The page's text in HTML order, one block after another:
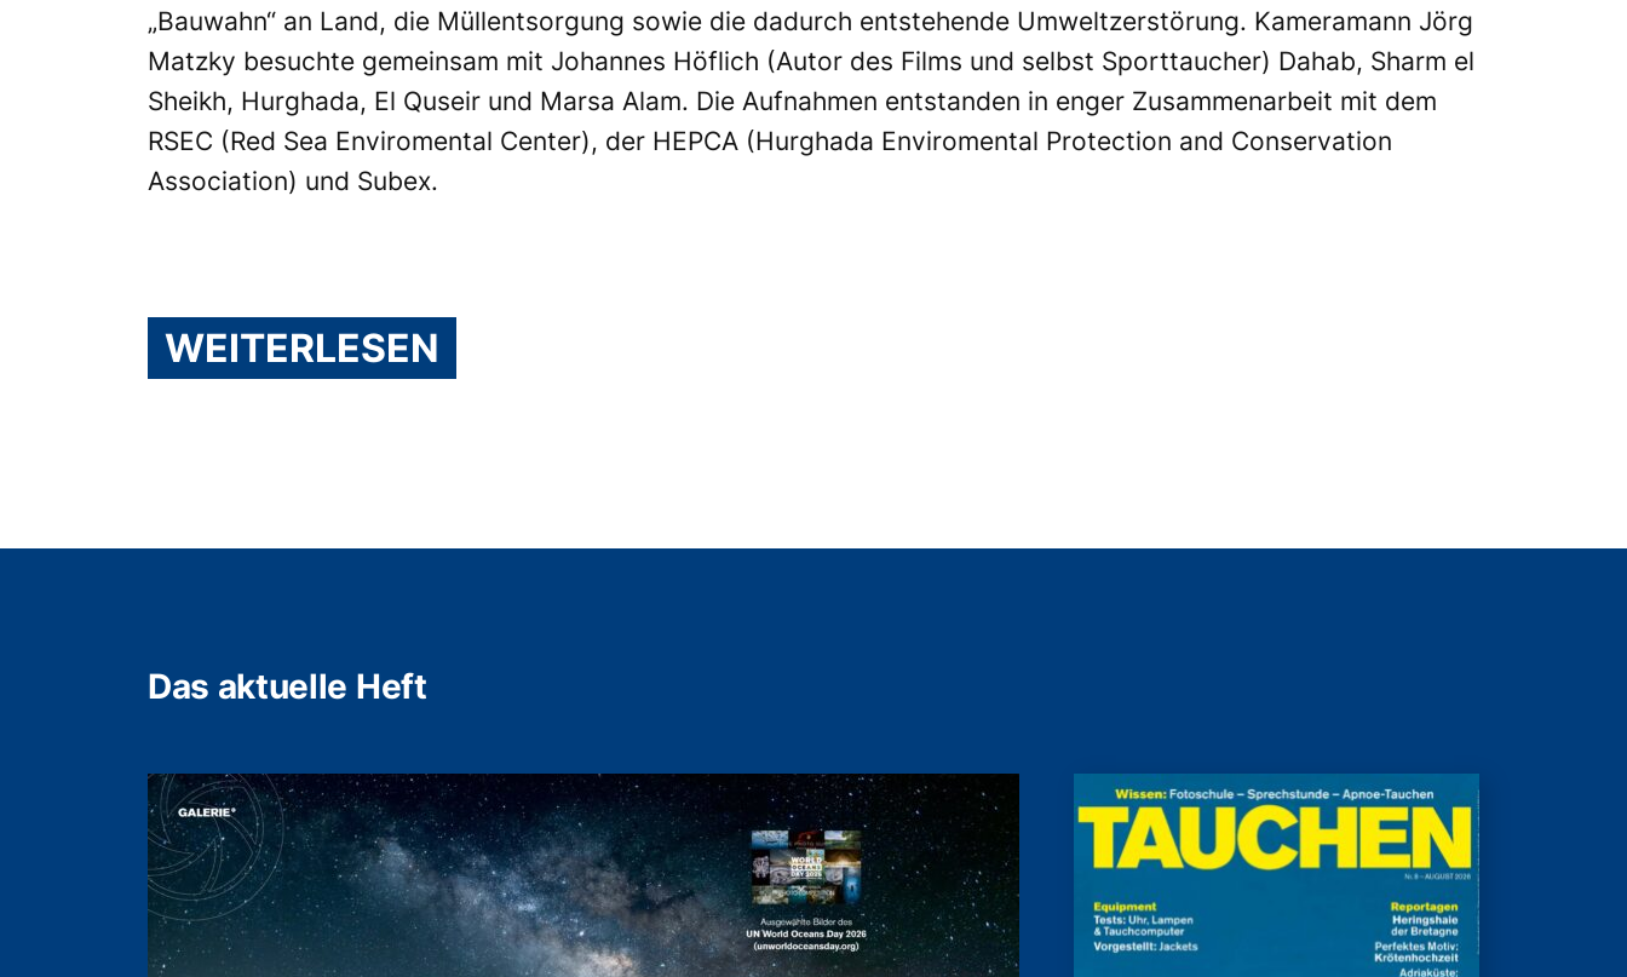
„Bauwahn“ an Land, die Müllentsorgung sowie die dadurch entstehende Umweltzerstörung. Kameramann Jörg
Matzky besuchte gemeinsam mit Johannes Höflich (Autor des Films und selbst Sporttaucher) Dahab, Sharm el
Sheikh, Hurghada, El Quseir und Marsa Alam. Die Aufnahmen entstanden in enger Zusammenarbeit mit dem
RSEC (Red Sea Enviromental Center), der HEPCA (Hurghada Enviromental Protection and Conservation
Association) und Subex.
WEITERLESEN
Das aktuelle Heft